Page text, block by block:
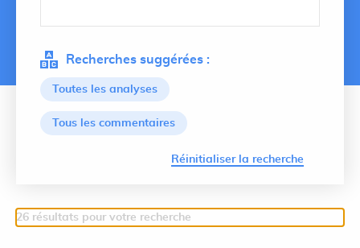
Recherches suggérées :
Toutes les analyses
Tous les commentaires
Réinitialiser la recherche
26 résultats pour votre recherche